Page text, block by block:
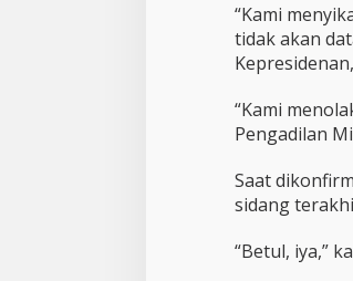
“Kami
tidak akan
“Kami
Pengadilan
Saat
sidang
“Betul, iya,”